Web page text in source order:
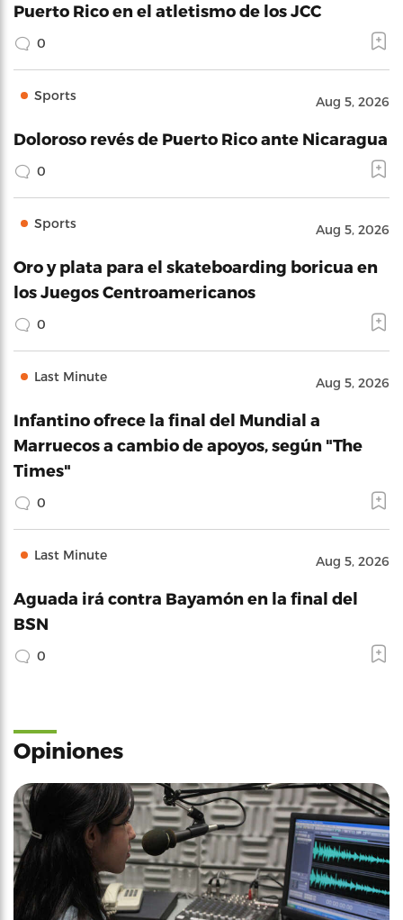
Puerto Rico en el atletismo de los JCC
0
Sports Aug 5, 2026
Doloroso revés de Puerto Rico ante Nicaragua
0
Sports Aug 5, 2026
Oro y plata para el skateboarding boricua en
los Juegos Centroamericanos
0
Last Minute Aug 5, 2026
Infantino ofrece la final del Mundial a
Marruecos a cambio de apoyos, según "The
Times"
0
Last Minute Aug 5, 2026
Aguada irá contra Bayamón en la final del
BSN
0
Opiniones